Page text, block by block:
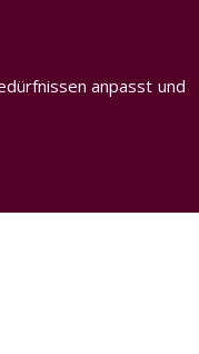
anpasst und